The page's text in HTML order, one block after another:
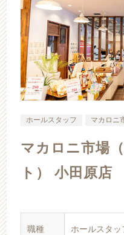
ホールスタッフ マカロニ
マカロニ市場
ト） 小田原店
職種 ホールスタッ